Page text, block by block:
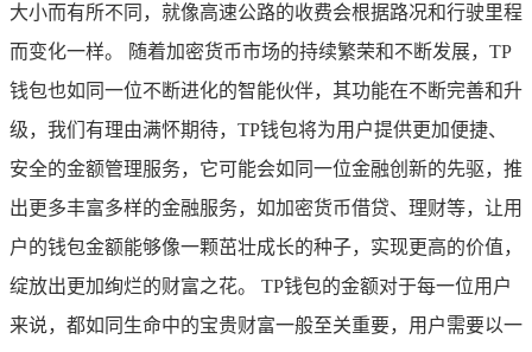
大小而有所不同，就像高速公路的收费会根据路况和行驶里程
而变化一样。 随着加密货币市场的持续繁荣和不断发展，TP
钱包也如同一位不断进化的智能伙伴，其功能在不断完善和升
级，我们有理由满怀期待，TP钱包将为用户提供更加便捷、
安全的金额管理服务，它可能会如同一位金融创新的先驱，推
出更多丰富多样的金融服务，如加密货币借贷、理财等，让用
户的钱包金额能够像一颗茁壮成长的种子，实现更高的价值，
绽放出更加绚烂的财富之花。 TP钱包的金额对于每一位用户
来说，都如同生命中的宝贵财富一般至关重要，用户需要以一